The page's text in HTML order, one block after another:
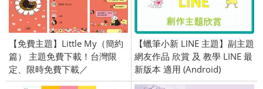
【免費主題】Little My（簡約
篇） 主題免費下載！台灣限
定、限時免費下載／
2020/02/10
【蠟筆小新 LINE 主題】副主題
網友作品 欣賞 及 教學 LINE 最
新版本 適用 (Android)